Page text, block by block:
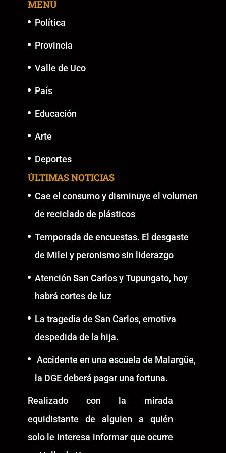
MENU
Política
Provincia
Valle de Uco
País
Educación
Arte
Deportes
ÚLTIMAS NOTICIAS
Cae el consumo y disminuye el volumen
de reciclado de plásticos
Temporada de encuestas. El desgaste
de Milei y peronismo sin liderazgo
Atención San Carlos y Tupungato, hoy
habrá cortes de luz
La tragedia de San Carlos, emotiva
despedida de la hija.
Accidente en una escuela de Malargüe,
la DGE deberá pagar una fortuna.
Realizado con la mirada
equidistante de alguien a quién
solo le interesa informar que ocurre